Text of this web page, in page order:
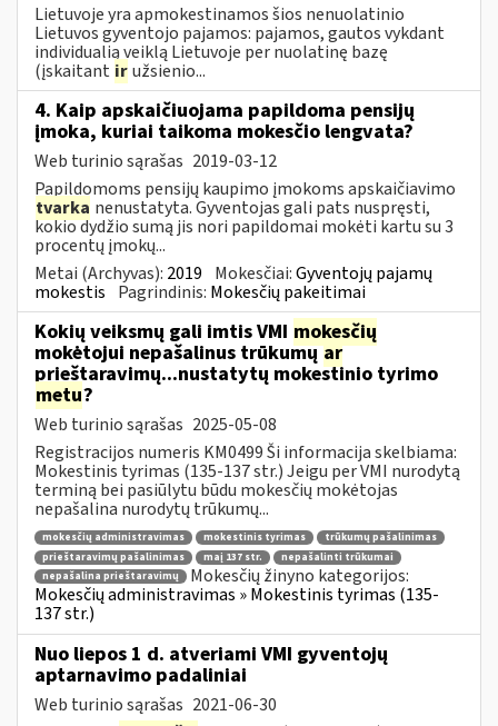
Lietuvoje yra apmokestinamos šios nenuolatinio
Lietuvos gyventojo pajamos: pajamos, gautos vykdant
individualią veiklą Lietuvoje per nuolatinę bazę
(įskaitant iružsienio...
4. Kaip apskaičiuojama papildoma pensijų
įmoka, kuriai taikoma mokesčio lengvata?
Web turinio sąrašas 2019-03-12
Papildomoms pensijų kaupimo įmokoms apskaičiavimo
tvarka nenustatyta. Gyventojas gali pats nuspręsti,
kokio dydžio sumą jis nori papildomai mokėti kartu su 3
procentų įmokų...
Metai (Archyvas): 2019 Mokesčiai:Gyventojų pajamų
mokestis Pagrindinis: Mokesčių pakeitimai
Kokių veiksmų gali imtis VMI mokesčių
mokėtojui nepašalinus trūkumųar
prieštaravimų...nustatytų mokestinio tyrimo
metu?
Web turinio sąrašas 2025-05-08
Registracijos numeris KM0499 Ši informacija skelbiama:
Mokestinis tyrimas (135-137 str.) Jeigu per VMI nurodytą
terminą bei pasiūlytu būdu mokesčių mokėtojas
nepašalina nurodytų trūkumų...
mokesčių administravimas mokestinis tyrimas
trūkumų pašalinimas
prieštaravimų pašalinimas
maį 137 str.
nepašalinti trūkumai
nepašalina prieštaravimų
Mokesčių žinyno kategorijos:
Mokesčių administravimas » Mokestinis tyrimas (135-
137 str.)
Nuo liepos 1 d. atveriami VMI gyventojų
aptarnavimo padaliniai
Web turinio sąrašas 2021-06-30